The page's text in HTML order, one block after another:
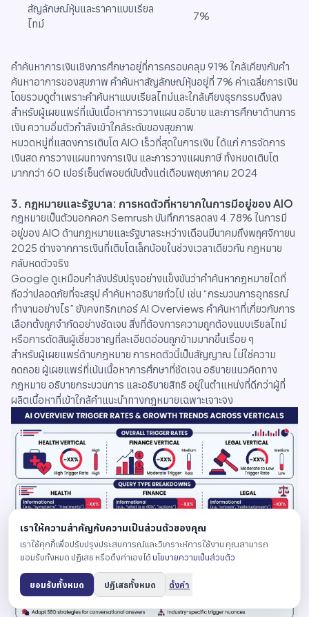
สัญลักษณ์หุ้นและราคาแบบเรียล
ไทม์
7%
คำค้นหาการเงินเชิงการศึกษาอยู่ที่การครอบคลุม 91% ใกล้เคียงกับคำ
ค้นหาอาการของสุขภาพ คำค้นหาสัญลักษณ์หุ้นอยู่ที่ 7% ค่าเฉลี่ยการเงิน
โดยรวมดูต่ำเพราะคำค้นหาแบบเรียลไทม์และใกล้เคียงธุรกรรมดึงลง
สำหรับผู้เผยแพร่ที่เน้นเนื้อหาการวางแผน อธิบาย และการศึกษาด้านการ
เงิน ความอิ่มตัวกำลังเข้าใกล้ระดับของสุขภาพ
หมวดหมู่ที่แสดงการเติบโต AIO เร็วที่สุดในการเงิน ได้แก่ การจัดการ
เงินสด การวางแผนทางการเงิน และการวางแผนภาษี ทั้งหมดเติบโต
มากกว่า 60 เปอร์เซ็นต์พอยต์นับตั้งแต่เดือนพฤษภาคม 2024
3. กฎหมายและรัฐบาล: การหดตัวที่หายากในการมีอยู่ของ AIO
กฎหมายเป็นตัวนอกคอก Semrush บันทึกการลดลง 4.78% ในการมี
อยู่ของ AIO ด้านกฎหมายและรัฐบาลระหว่างเดือนมีนาคมถึงพฤศจิกายน
2025 ต่างจากการเงินที่เติบโตเล็กน้อยในช่วงเวลาเดียวกัน กฎหมาย
กลับหดตัวจริง
Google ดูเหมือนกำลังปรับปรุงอย่างแข็งขันว่าคำค้นหากฎหมายใดที่
ถือว่าปลอดภัยที่จะสรุป คำค้นหาอธิบายทั่วไป เช่น “กระบวนการอุทธรณ์
ทำงานอย่างไร” ยังคงทริกเกอร์ AI Overviews คำค้นหาที่เกี่ยวกับการ
เลือกตั้งถูกจำกัดอย่างชัดเจน สิ่งที่ต้องการความถูกต้องแบบเรียลไทม์
หรือการตัดสินผู้เชี่ยวชาญที่ละเอียดอ่อนถูกข้ามมากขึ้นเรื่อย ๆ
สำหรับผู้เผยแพร่ด้านกฎหมาย การหดตัวนี้เป็นสัญญาณ ไม่ใช่ความ
ถดถอย ผู้เผยแพร่ที่เน้นเนื้อหาการศึกษาที่ชัดเจน อธิบายแนวคิดทาง
กฎหมาย อธิบายกระบวนการ และอธิบายสิทธิ อยู่ในตำแหน่งที่ดีกว่าผู้ที่
ผลิตเนื้อหาที่เข้าใกล้คำแนะนำทางกฎหมายเฉพาะเจาะจง
เราให้ความสำคัญกับความเป็นส่วนตัวของคุณ
เราใช้คุกกี้เพื่อปรับปรุงประสบการณ์และวิเคราะห์การใช้งาน คุณสามารถ
ยอมรับทั้งหมด ปฏิเสธ หรือตั้งค่าเองได้นโยบายความเป็นส่วนตัว
ยอมรับทั้งหมด ปฏิเสธทั้งหมด ตั้งค่า